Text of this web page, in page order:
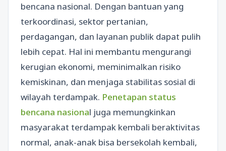
bencana nasional. Dengan bantuan yang
terkoordinasi, sektor pertanian,
perdagangan, dan layanan publik dapat pulih
lebih cepat. Hal ini membantu mengurangi
kerugian ekonomi, meminimalkan risiko
kemiskinan, dan menjaga stabilitas sosial di
wilayah terdampak. Penetapan status
bencana nasional juga memungkinkan
masyarakat terdampak kembali beraktivitas
normal, anak-anak bisa bersekolah kembali,